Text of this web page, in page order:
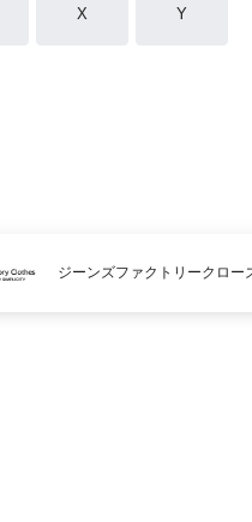
X Y
ジーンズファクトリークロー